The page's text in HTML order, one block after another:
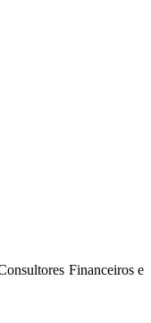
Financeiros e